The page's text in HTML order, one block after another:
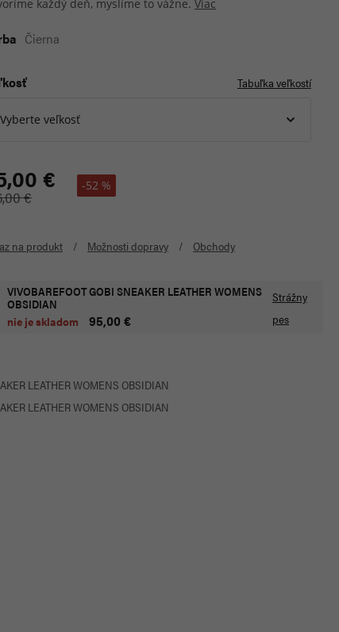
každý deň, myslíme to vážne. Viac
Čierna
Tabuľka veľkostí
Vyberte veľkosť
€
€
-52 %
na produkt Možnosti dopravy Obchody
VIVOBAREFOOT GOBI SNEAKER LEATHER WOMENS
OBSIDIAN
nie je skladom
95,00 €
Strážny
pes